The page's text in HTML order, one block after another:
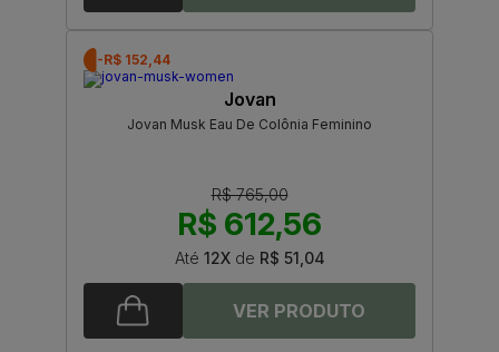
-R$ 152,44
Jovan
Jovan Musk Eau De Colônia Feminino
R$ 765,00
R$ 612,56
Até 12Xde R$ 51,04